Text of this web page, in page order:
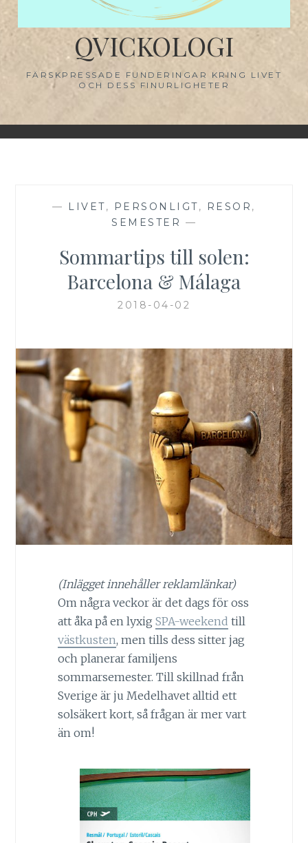
QVICKOLOGI
FÄRSKPRESSADE FUNDERINGAR KRING LIVET
OCH DESS FINURLIGHETER
— LIVET, PERSONLIGT, RESOR ,
SEMESTER —
Sommartips till solen:
Barcelona & Málaga
2018-04-02
(Inlägget innehåller reklamlänkar)
Om några veckor är det dags för oss
att åka på en lyxig SPA-weekend till
västkusten, men tills dess sitter jag
och planerar familjens
sommarsemester. Till skillnad från
Sverige är ju Medelhavet alltid ett
solsäkert kort, så frågan är mer vart
än om!